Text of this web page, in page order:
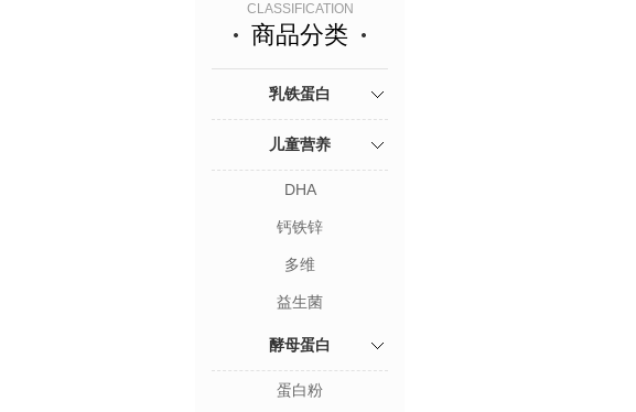
CLASSIFICATION
商品分类
乳铁蛋白
儿童营养
DHA
钙铁锌
多维
益生菌
酵母蛋白
蛋白粉